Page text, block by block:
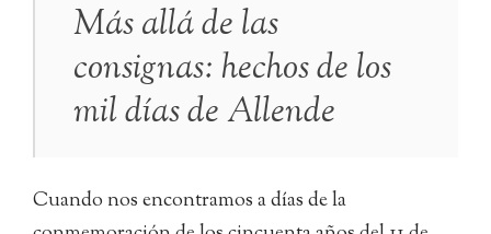
Más allá de las
consignas: hechos de los
mil días de Allende
Cuando nos encontramos a días de la